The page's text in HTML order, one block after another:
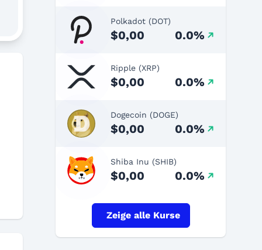
Polkadot (DOT)
$0,00 0.0%
Ripple (XRP)
$0,00 0.0%
Dogecoin (DOGE)
$0,00 0.0%
Shiba Inu (SHIB)
$0,00 0.0%
Zeige alle Kurse